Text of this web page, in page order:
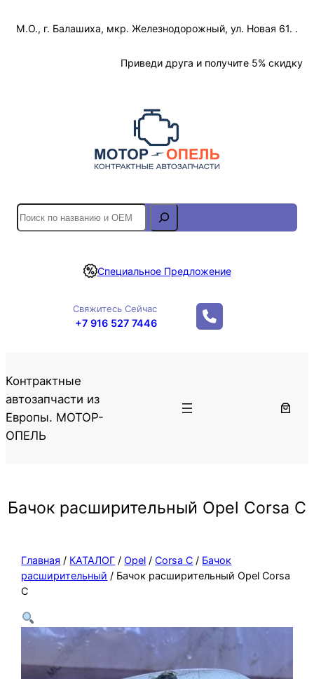
М.О., г. Балашиха, мкр. Железнодорожный, ул. Новая 61. .
Приведи друга и получите 5% скидку
S
e
r
Специальное Предложение
Свяжитесь Сейчас
+7 916 527 7446
Контрактные
автозапчасти из
Европы. МОТОР-
ОПЕЛЬ
Бачок расширительный Opel Corsa C
Главная / КАТАЛОГ /Opel /Corsa C / Бачок
расширительный / Бачок расширительный Opel Corsa
C